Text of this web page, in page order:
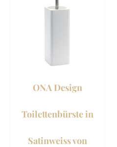
ONA Design
Toilettenbürste in
Satinweiss von